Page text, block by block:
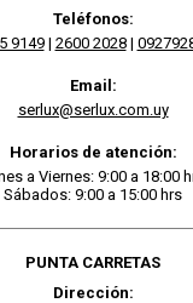
Teléfonos:
9149| 2600 2028|
Email:
serlux@serlux.com.uy
Horarios de atención:
a Viernes: 9:00 a 18:00
Sábados: 9:00 a 15:00 hrs
PUNTA CARRETAS
Dirección: